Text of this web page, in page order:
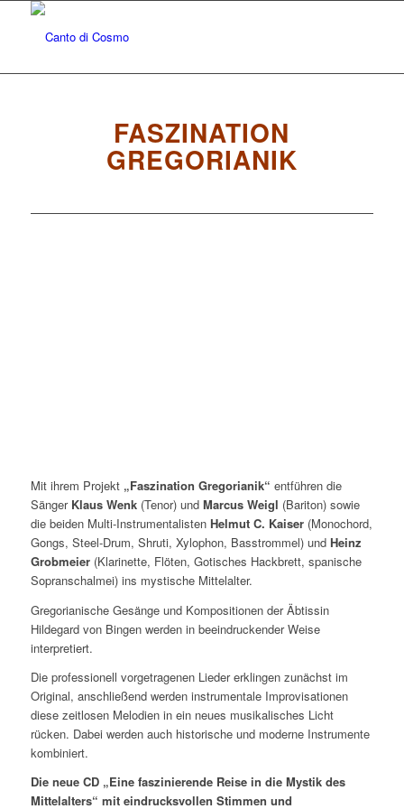
FASZINATION
GREGORIANIK
Mit ihrem Projekt „Faszination Gregorianik“ entführen die
Sänger Klaus Wenk(Tenor) und Marcus Weigl (Bariton) sowie
die beiden Multi-Instrumentalisten Helmut C. Kaiser(Monochord,
Gongs, Steel-Drum, Shruti, Xylophon, Basstrommel) und Heinz
Grobmeier(Klarinette, Flöten, Gotisches Hackbrett, spanische
Sopranschalmei) ins mystische Mittelalter.
Gregorianische Gesänge und Kompositionen der Äbtissin
Hildegard von Bingen werden in beeindruckender Weise
interpretiert.
Die professionell vorgetragenen Lieder erklingen zunächst im
Original, anschließend werden instrumentale Improvisationen
diese zeitlosen Melodien in ein neues musikalisches Licht
rücken. Dabei werden auch historische und moderne Instrumente
kombiniert.
Die neue CD „Eine faszinierende Reise in die Mystik des
Mittelalters“ mit eindrucksvollen Stimmen und